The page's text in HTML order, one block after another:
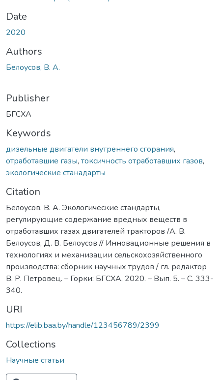
Date
2020
Authors
Белоусов, В. А.
Publisher
БГСХА
Keywords
дизельные двигатели внутреннего сгорания,
отработавшие газы, токсичность отработавших газов,
экологические станадарты
Citation
Белоусов, В. А. Экологические стандарты,
регулирующие содержание вредных веществ в
отработавших газах двигателей тракторов /А. В.
Белоусов, Д. В. Белоусов // Инновационные решения в
технологиях и механизации сельскохозяйственного
производства: сборник научных трудов / гл. редактор
В. Р. Петровец. – Горки: БГСХА, 2020. – Вып. 5. – С. 333-
340.
URI
https://elib.baa.by/handle/123456789/2399
Collections
Научные статьи